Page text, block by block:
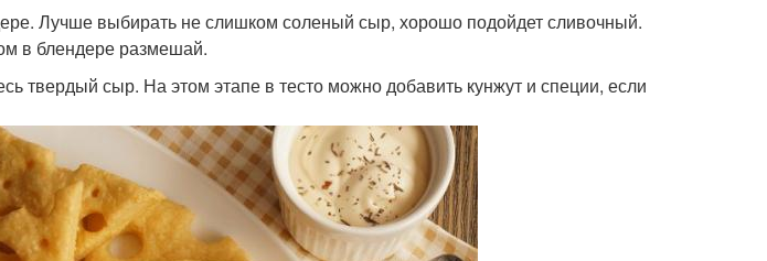
Лучше выбирать не слишком соленый сыр, хорошо подойдет сливочный.
в блендере размешай.
твердый сыр. На этом этапе в тесто можно добавить кунжут и специи, если